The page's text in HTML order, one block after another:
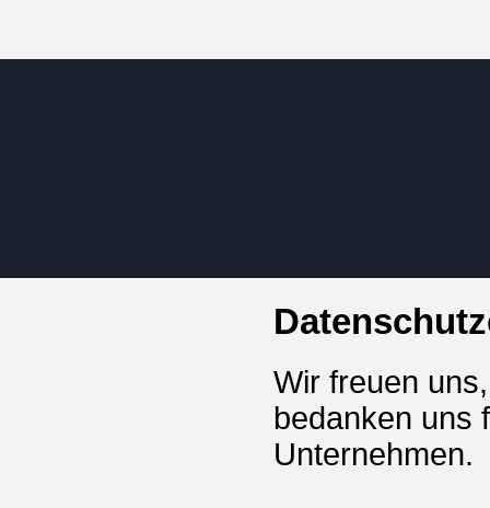
Wir freuen
bedanken uns
Unternehmen.